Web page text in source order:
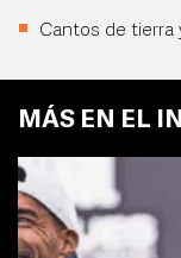
Cantos de tierra
MÁS EN EL